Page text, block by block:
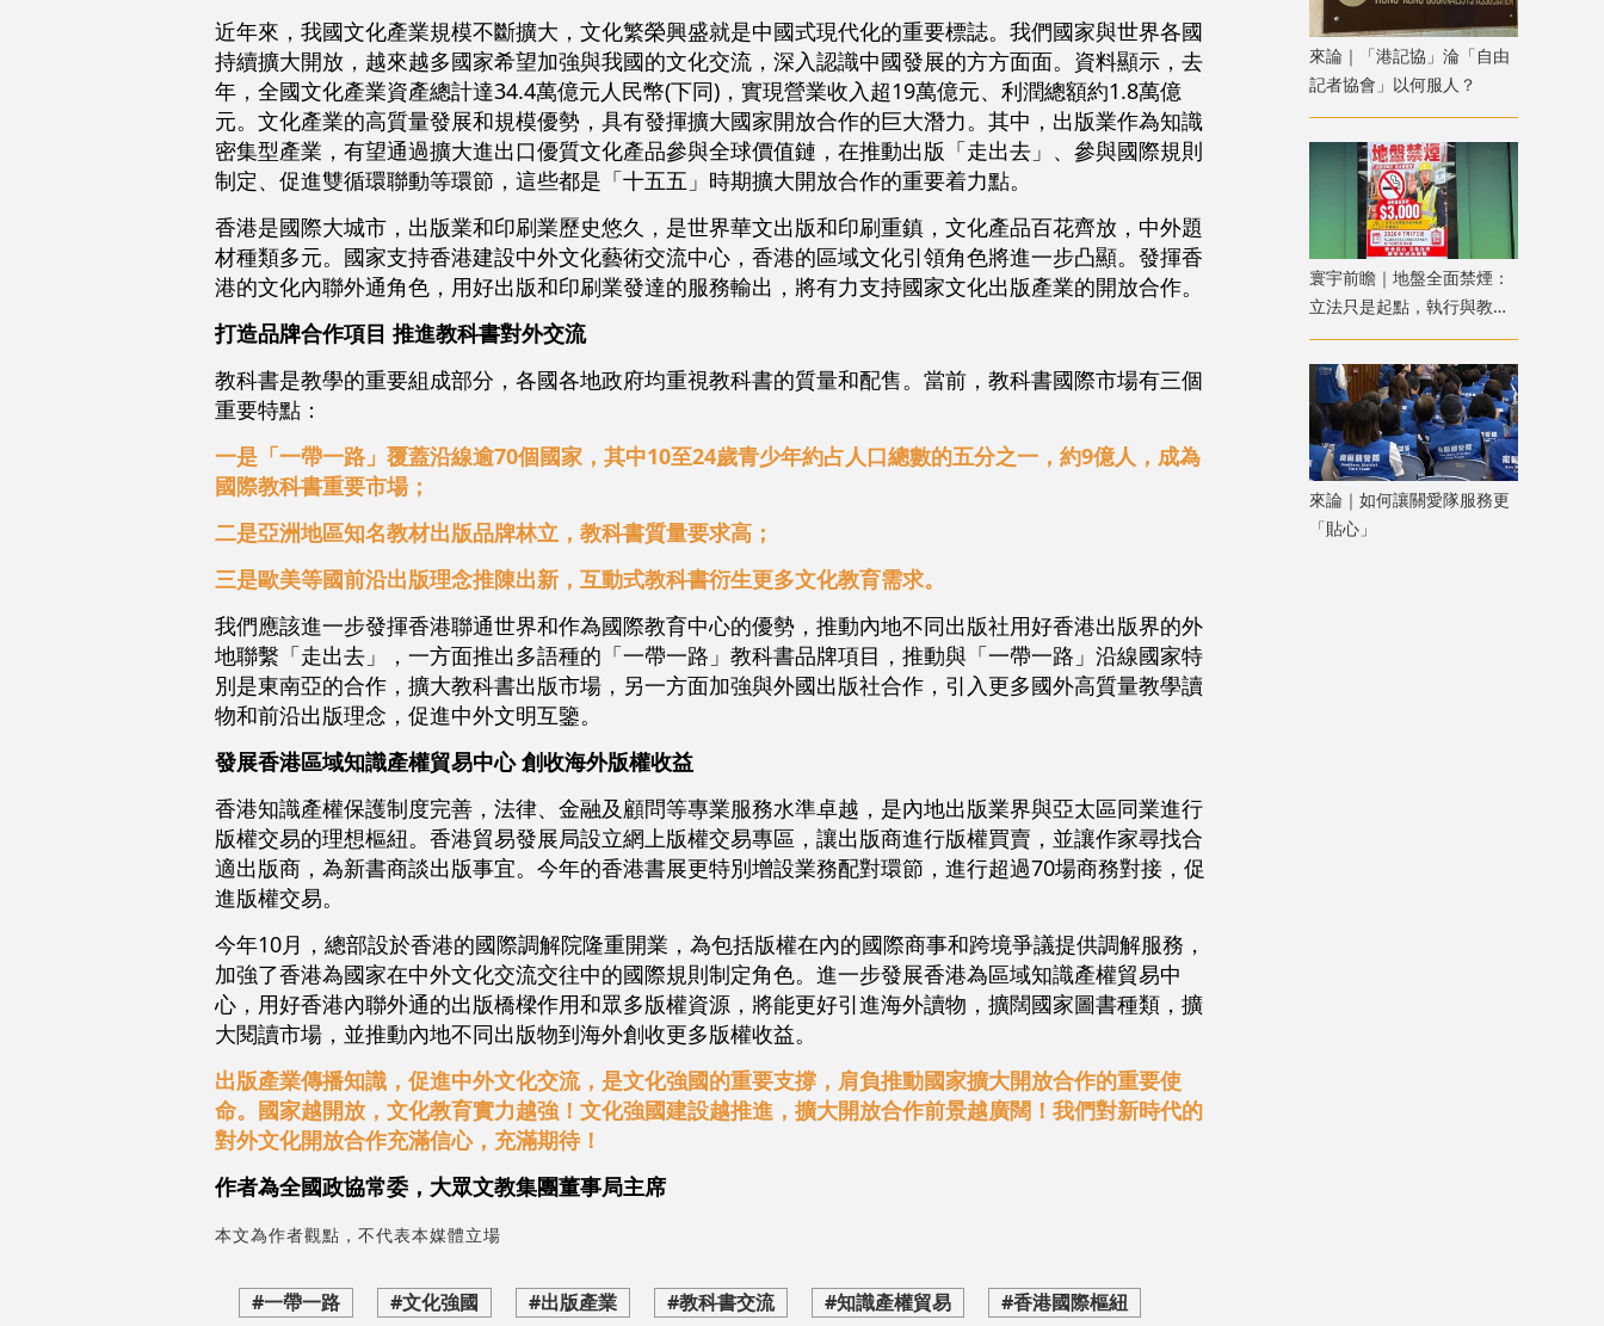
近年來，我國文化產業規模不斷擴大，文化繁榮興盛就是中國式現代化的重要標誌。我們國家與世界各國
持續擴大開放，越來越多國家希望加強與我國的文化交流，深入認識中國發展的方方面面。資料顯示，去
年，全國文化產業資產總計達34.4萬億元人民幣(下同)，實現營業收入超19萬億元、利潤總額約1.8萬億
元。文化產業的高質量發展和規模優勢，具有發揮擴大國家開放合作的巨大潛力。其中，出版業作為知識
密集型產業，有望通過擴大進出口優質文化產品參與全球價值鏈，在推動出版「走出去」‌、‌參與國際規則
制定‌、促進雙循環聯動‌等環節，這些都是「十五五」時期擴大開放合作的重要着力點。
香港是國際大城市，出版業和印刷業歷史悠久，是世界華文出版和印刷重鎮，文化產品百花齊放，中外題
材種類多元。國家支持香港建設中外文化藝術交流中心，香港的區域文化引領角色將進一步凸顯。發揮香
港的文化內聯外通角色，用好出版和印刷業發達的服務輸出，將有力支持國家文化出版產業的開放合作。
打造品牌合作項目 推進教科書對外交流
教科書是教學的重要組成部分，各國各地政府均重視教科書的質量和配售。當前，教科書國際市場有三個
重要特點：
一是「一帶一路」覆蓋沿線逾70個國家，其中10至24歲青少年約占人口總數的五分之一，約9億人，成為
國際教科書重要市場；
二是亞洲地區知名教材出版品牌林立，教科書質量要求高；
三是歐美等國前沿出版理念推陳出新，互動式教科書衍生更多文化教育需求。
我們應該進一步發揮香港聯通世界和作為國際教育中心的優勢，推動內地不同出版社用好香港出版界的外
地聯繫「走出去」，一方面推出多語種的「一帶一路」教科書品牌項目，推動與「一帶一路」沿線國家特
別是東南亞的合作，擴大教科書出版市場，另一方面加強與外國出版社合作，引入更多國外高質量教學讀
物和前沿出版理念，促進中外文明互鑒。
發展香港區域知識產權貿易中心 創收海外版權收益
香港知識產權保護制度完善，法律、金融及顧問等專業服務水準卓越，是內地出版業界與亞太區同業進行
版權交易的理想樞紐。香港貿易發展局設立網上版權交易專區，讓出版商進行版權買賣，並讓作家尋找合
適出版商，為新書商談出版事宜。今年的香港書展更特別增設業務配對環節，進行超過70場商務對接，促
進版權交易。
今年10月，總部設於香港的國際調解院隆重開業，為包括版權在內的國際商事和跨境爭議提供調解服務，
加強了香港為國家在中外文化交流交往中的國際規則制定角色。進一步發展香港為區域知識產權貿易中
心，用好香港內聯外通的出版橋樑作用和眾多版權資源，將能更好引進海外讀物，擴闊國家圖書種類，擴
大閱讀市場，並推動內地不同出版物到海外創收更多版權收益。
出版產業傳播知識，促進中外文化交流，是文化強國的重要支撐，肩負推動國家擴大開放合作的重要使
命。國家越開放，文化教育實力越強！文化強國建設越推進，擴大開放合作前景越廣闊！我們對新時代的
對外文化開放合作充滿信心，充滿期待！
作者為全國政協常委，大眾文教集團董事局主席
本文為作者觀點，不代表本媒體立場
#一帶一路 #文化強國 #出版產業 #教科書交流 #知識產權貿易 #香港國際樞紐
來論｜「港記協」淪「自由
記者協會」以何服人？
寰宇前瞻｜地盤全面禁煙：
立法只是起點，執行與教育
才是關鍵
來論｜如何讓關愛隊服務更
「貼心」